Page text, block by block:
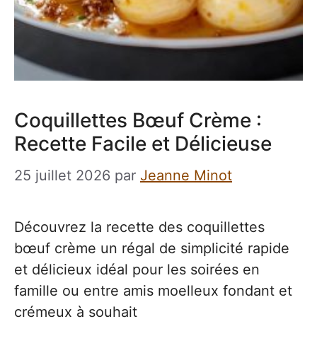
Coquillettes Bœuf Crème :
Recette Facile et Délicieuse
25 juillet 2026 par Jeanne Minot
Découvrez la recette des coquillettes
bœuf crème un régal de simplicité rapide
et délicieux idéal pour les soirées en
famille ou entre amis moelleux fondant et
crémeux à souhait